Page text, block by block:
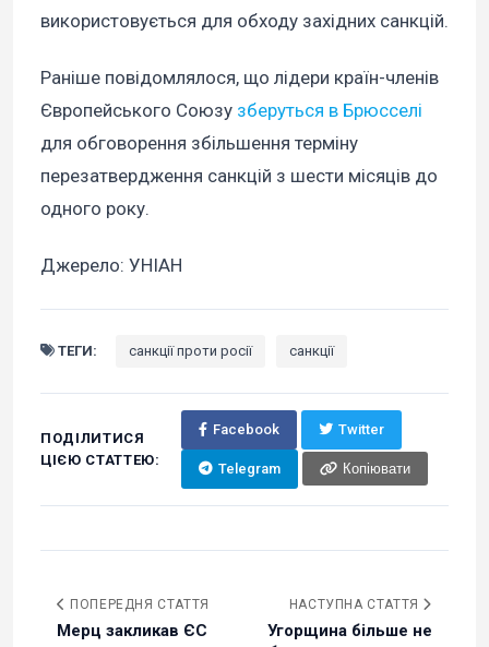
використовується для обходу західних санкцій.
Раніше повідомлялося, що лідери країн-членів
Європейського Союзу зберуться в Брюсселі
для обговорення збільшення терміну
перезатвердження санкцій з шести місяців до
одного року.
Джерело: УНІАН
ТЕГИ: санкції проти росії санкції
ПОДІЛИТИСЯ
ЦІЄЮ СТАТТЕЮ:
Facebook Twitter
Telegram Копіювати
ПОПЕРЕДНЯ СТАТТЯ
Мерц закликав ЄС
НАСТУПНА СТАТТЯ
Угорщина більше не